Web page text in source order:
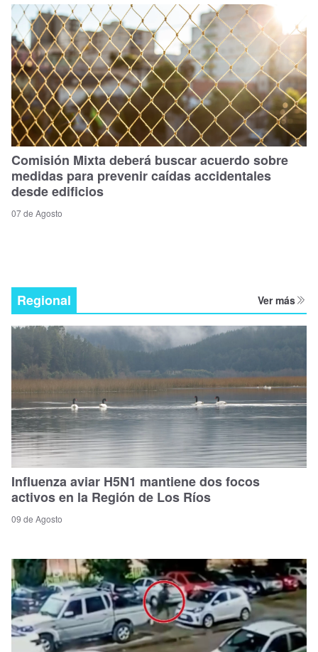
Comisión Mixta deberá buscar acuerdo sobre
medidas para prevenir caídas accidentales
desde edificios
07 de Agosto
Regional Ver más
Influenza aviar H5N1 mantiene dos focos
activos en la Región de Los Ríos
09 de Agosto